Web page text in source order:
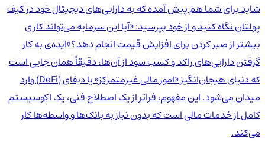
شاید برای شما هم پیش آمده که به دارایی‌های دیجیتال خود در کیف
پولتان نگاه کنید و از خود بپرسید: «آیا این سرمایه می‌تواند کاری
بیشتر از صبر کردن برای افزایش قیمت انجام دهد؟»ایده‌ی به کار
گرفتن دارایی‌های راکد و کسب سود از آن‌ها، دقیقاً همان جایی است
که دنیای هیجان‌انگیز «امور مالی غیرمتمرکز» یا دیفای (DeFi) وارد
میدان می‌شود. این مفهوم، فراتر از یک اصطلاح فنی، یک اکوسیستم
کامل از خدمات مالی است که بدون نیاز به بانک‌ها و واسطه‌ها کار
می‌کند.